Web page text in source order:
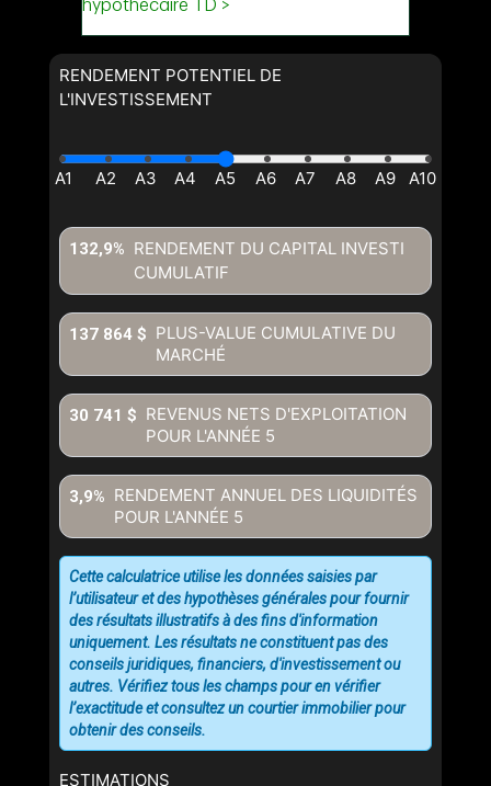
En cliquant sur le bouton « soumettre », vous consentez à nos
communiquer avec vous.
RENDEMENT POTENTIEL DE
L'INVESTISSEMENT
RENDEMENT DU CAPITAL INVESTI
CUMULATIF
132,9%
PLUS-VALUE CUMULATIVE DU
MARCHÉ
137 864 $
REVENUS NETS D'EXPLOITATION
POUR L'ANNÉE 5
30 741 $
RENDEMENT ANNUEL DES LIQUIDITÉS
POUR L'ANNÉE 5
3,9%
ESTIMATIONS
Cette calculatrice utilise les données saisies par
l’utilisateur et des hypothèses générales pour fournir
des résultats illustratifs à des fins d'information
uniquement. Les résultats ne constituent pas des
conseils juridiques, financiers, d'investissement ou
autres. Vérifiez tous les champs pour en vérifier
l’exactitude et consultez un courtier immobilier pour
obtenir des conseils.